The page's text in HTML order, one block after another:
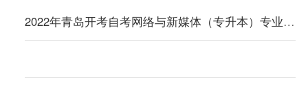
2022年青岛开考自考网络与新媒体（专升本）专业的通知